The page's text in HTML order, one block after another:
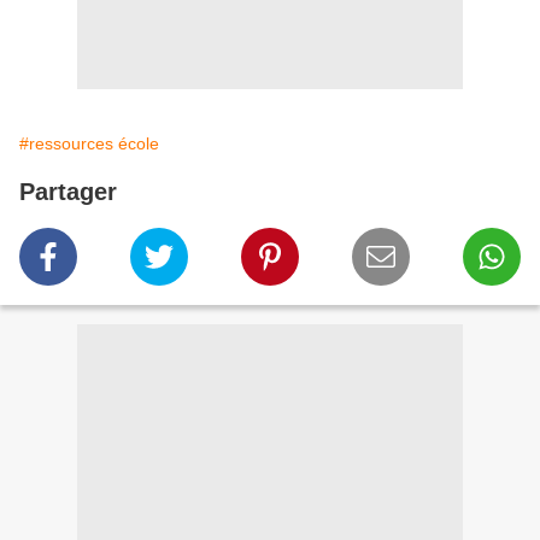
#ressources école
Partager